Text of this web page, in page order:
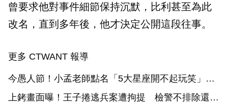
曾要求他對事件細節保持沉默，比利甚至為此
改名，直到多年後，他才決定公開這段往事。
更多 CTWANT 報導
今愚人節！小孟老師點名「5大星座開不起玩笑」
這星座會翻臉還會報仇
上銬畫面曝！王子捲逃兵案遭拘提 檢警不排除還有